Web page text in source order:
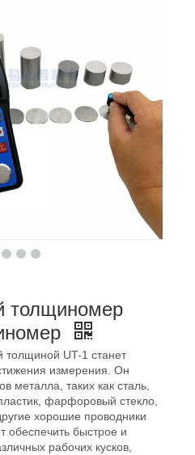
толщиномер
толщиной UT-1 станет
измерения. Он
металла, таких как сталь,
фарфоровый стекло,
хорошие проводники
обеспечить быстрое и
рабочих кусков,